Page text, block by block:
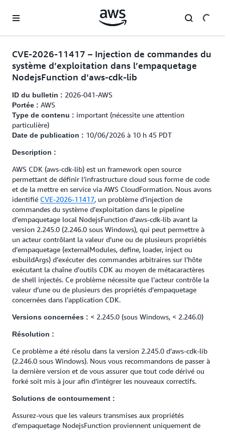
CVE-2026-11417 – Injection de commandes du
système d’exploitation dans l’empaquetage
NodejsFunction d’aws-cdk-lib
ID du bulletin : 2026-041-AWS
Portée : AWS
Type de contenu : important (nécessite une attention
particulière)
Date de publication : 10/06/2026 à 10 h 45 PDT
Description :
AWS CDK (aws-cdk-lib) est un framework open source
permettant de définir l’infrastructure cloud sous forme de code
et de la mettre en service via AWS CloudFormation. Nous avons
identifié CVE-2026-11417, un problème d’injection de
commandes du système d’exploitation dans le pipeline
d’empaquetage local NodejsFunction d’aws-cdk-lib avant la
version 2.245.0 (2.246.0 sous Windows), qui peut permettre à
un acteur contrôlant la valeur d’une ou de plusieurs propriétés
d’empaquetage (externalModules, define, loader, inject ou
esbuildArgs) d’exécuter des commandes arbitraires sur l’hôte
exécutant la chaîne d’outils CDK au moyen de métacaractères
de shell injectés. Ce problème nécessite que l’acteur contrôle la
valeur d’une ou de plusieurs des propriétés d’empaquetage
concernées dans l’application CDK.
Versions concernées : < 2.245.0 (sous Windows, < 2.246.0)
Résolution :
Ce problème a été résolu dans la version 2.245.0 d’aws-cdk-lib
(2.246.0 sous Windows). Nous vous recommandons de passer à
la dernière version et de vous assurer que tout code dérivé ou
forké soit mis à jour afin d’intégrer les nouveaux correctifs.
Solutions de contournement :
Assurez-vous que les valeurs transmises aux propriétés
d’empaquetage NodejsFunction proviennent uniquement de